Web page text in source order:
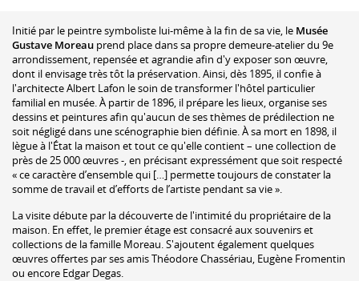
Initié par le peintre symboliste lui-même à la fin de sa vie, le Musée
Gustave Moreau prend place dans sa propre demeure-atelier du 9e
arrondissement, repensée et agrandie afin d'y exposer son œuvre,
dont il envisage très tôt la préservation. Ainsi, dès 1895, il confie à
l'architecte Albert Lafon le soin de transformer l'hôtel particulier
familial en musée. À partir de 1896, il prépare les lieux, organise ses
dessins et peintures afin qu'aucun de ses thèmes de prédilection ne
soit négligé dans une scénographie bien définie. À sa mort en 1898, il
lègue à l'État la maison et tout ce qu'elle contient – une collection de
près de 25 000 œuvres -, en précisant expressément que soit respecté
« ce caractère d’ensemble qui […] permette toujours de constater la
somme de travail et d’efforts de l’artiste pendant sa vie ».
La visite débute par la découverte de l'intimité du propriétaire de la
maison. En effet, le premier étage est consacré aux souvenirs et
collections de la famille Moreau. S'ajoutent également quelques
œuvres offertes par ses amis Théodore Chassériau, Eugène Fromentin
ou encore Edgar Degas.